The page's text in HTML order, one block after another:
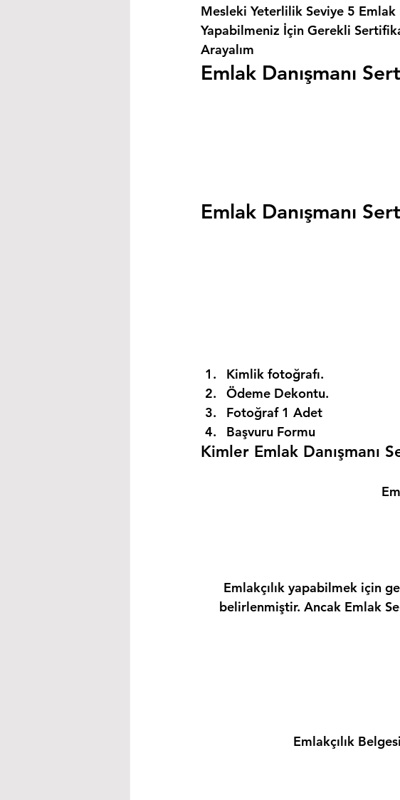
Mesleki Yeterlilik Seviye 5 Emlak
Yapabilmeniz İçin Gerekli
Arayalım
Emlak Danışmanı
Emlak Danışmanı
Kimlik fotoğrafı.
Ödeme Dekontu.
Fotoğraf 1 Adet
Başvuru Formu
Kimler Emlak Danışmanı
Emlakçılık yapabilmek için
belirlenmiştir. Ancak Emlak
Emlakçılık